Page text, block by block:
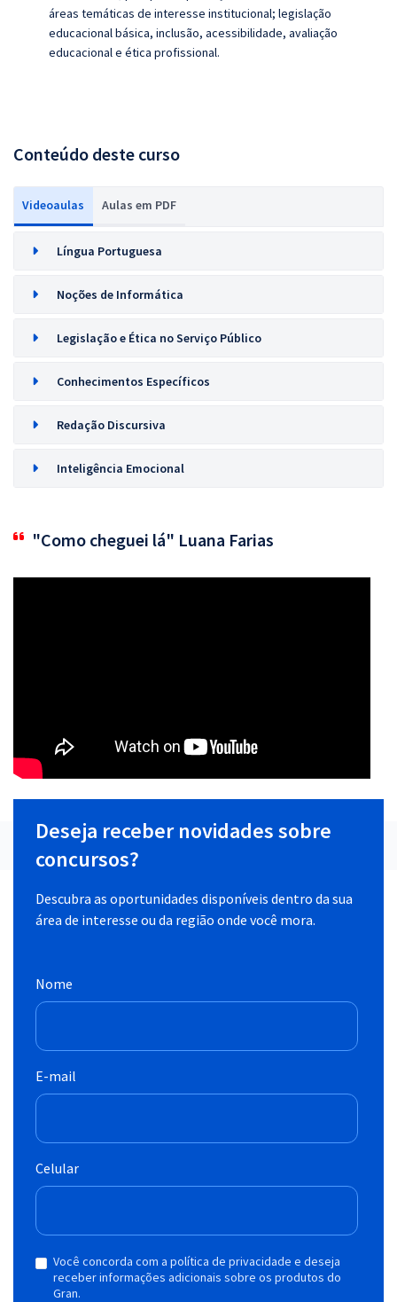
áreas temáticas de interesse institucional; legislação
educacional básica, inclusão, acessibilidade, avaliação
educacional e ética profissional.
Conteúdo deste curso
Videoaulas Aulas em PDF
Língua Portuguesa
Noções de Informática
Legislação e Ética no Serviço Público
Conhecimentos Específicos
Redação Discursiva
Inteligência Emocional
"Como cheguei lá" Luana Farias
Deseja receber novidades sobre
concursos?
Descubra as oportunidades disponíveis dentro da sua
área de interesse ou da região onde você mora.
Nome
E-mail
Celular
Você concorda com a política de privacidade e deseja
receber informações adicionais sobre os produtos do
Gran.